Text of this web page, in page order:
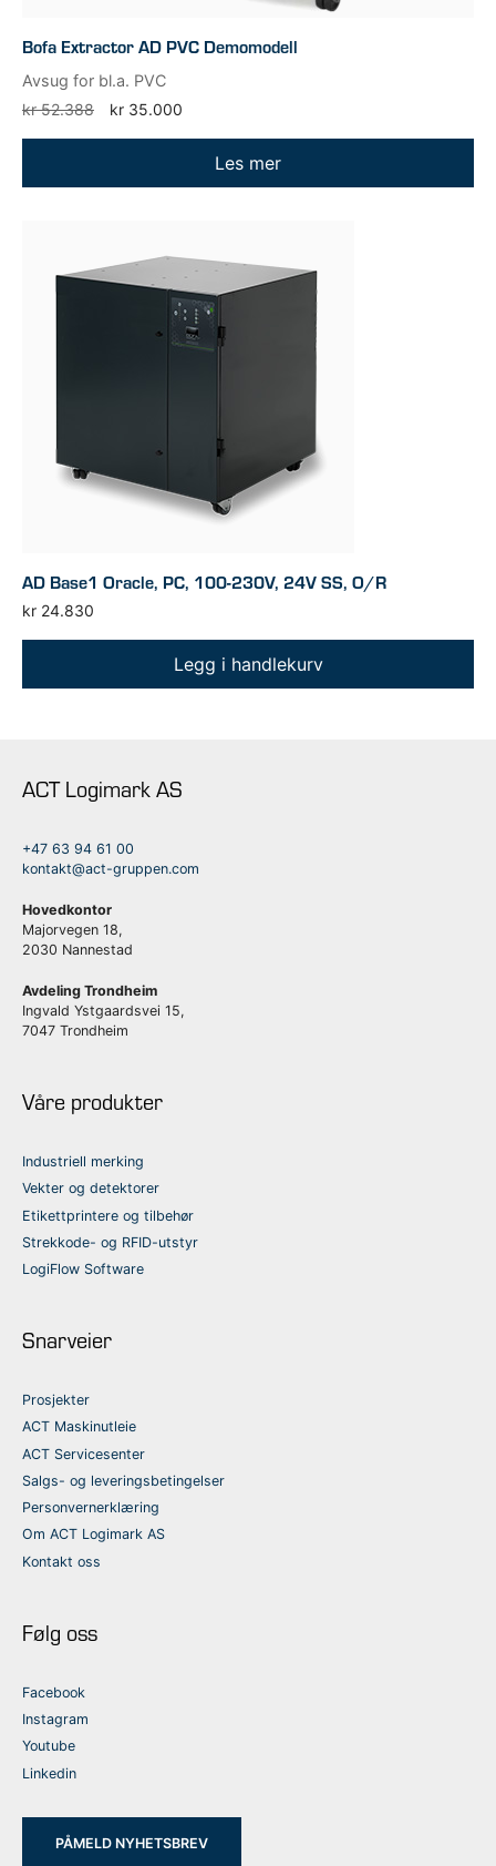
Bofa Extractor AD PVC Demomodell
Avsug for bl.a. PVC
kr52.388
Opprinnelig
kr 35.000
Les mer
AD Base1 Oracle, PC, 100-230V, 24V SS, O/R
kr 24.830
Legg i handlekurv
ACT Logimark AS
+47 63 94 61 00
kontakt@act-gruppen.com
Hovedkontor
Majorvegen 18,
2030 Nannestad
Avdeling Trondheim
Ingvald Ystgaardsvei 15,
7047 Trondheim
Våre produkter
Industriell merking
Vekter og detektorer
Etikettprintere og tilbehør
Strekkode- og RFID-utstyr
LogiFlow Software
Snarveier
Prosjekter
ACT Maskinutleie
ACT Servicesenter
Salgs- og leveringsbetingelser
Personvernerklæring
Om ACT Logimark AS
Kontakt oss
Følg oss
Facebook
Instagram
Youtube
Linkedin
PÅMELD NYHETSBREV